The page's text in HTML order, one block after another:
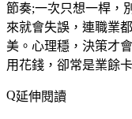
節奏;一次只想一桿，
來就會失誤，連職業
美。心理穩，決策才
用花錢，卻常是業餘
延伸閱讀